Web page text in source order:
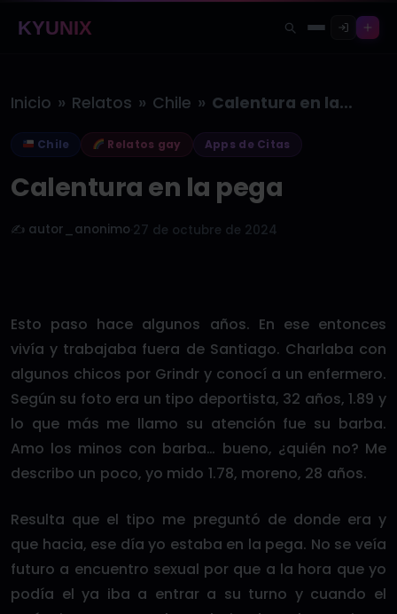
KYUNIX
Inicio » Relatos » Chile » Calentura en la pega
Chile Relatos gay Apps de Citas
Calentura en la pega
✍️ autor_anonimo 27 de octubre de 2024
Esto paso hace algunos años. En ese entonces
vivía y trabajaba fuera de Santiago. Charlaba con
algunos chicos por Grindr y conocí a un enfermero.
Según su foto era un tipo deportista, 32 años, 1.89 y
lo que más me llamo su atención fue su barba.
Amo los minos con barba… bueno, ¿quién no? Me
describo un poco, yo mido 1.78, moreno, 28 años.
Resulta que el tipo me preguntó de donde era y
que hacia, ese día yo estaba en la pega. No se veía
futuro a encuentro sexual por que a la hora que yo
podía el ya iba a entrar a su turno y cuando el